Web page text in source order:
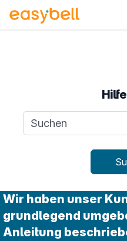
Suchanfrage
Wir haben unser
grundlegend
Anleitung